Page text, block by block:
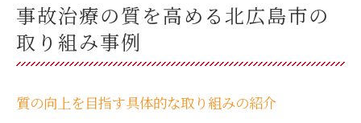
事故治療の質を高める北広島市の
取り組み事例
質の向上を目指す具体的な取り組みの紹介